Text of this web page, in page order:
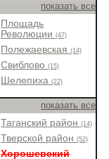
показать все
Площадь
Революции(47)
Полежаевская(14)
Свиблово(15)
Шелепиха(22)
показать все
Таганский район(14)
Тверской район(52)
Хорошевский